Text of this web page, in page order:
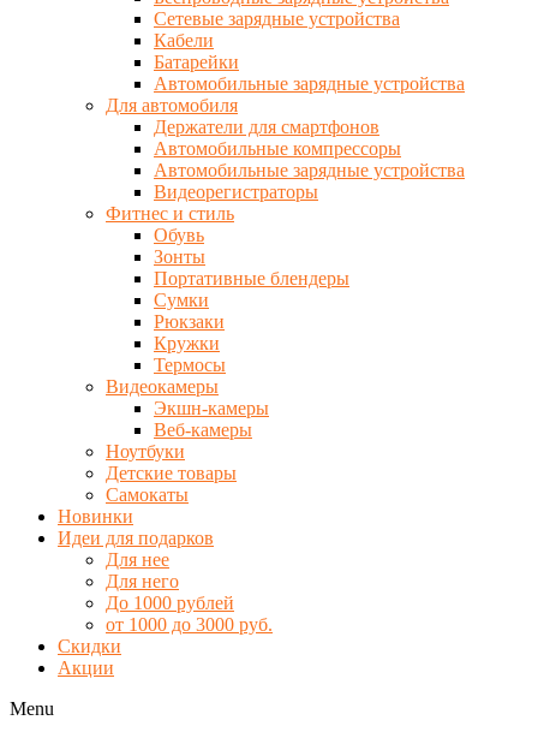
Сетевые зарядные устройства
Кабели
Батарейки
Автомобильные зарядные устройства
Для автомобиля
Держатели для смартфонов
Автомобильные компрессоры
Автомобильные зарядные устройства
Видеорегистраторы
Фитнес и стиль
Обувь
Зонты
Портативные блендеры
Сумки
Рюкзаки
Кружки
Термосы
Видеокамеры
Экшн-камеры
Веб-камеры
Ноутбуки
Детские товары
Самокаты
Новинки
Идеи для подарков
Для нее
Для него
До 1000 рублей
от 1000 до 3000 руб.
Скидки
Акции
Menu